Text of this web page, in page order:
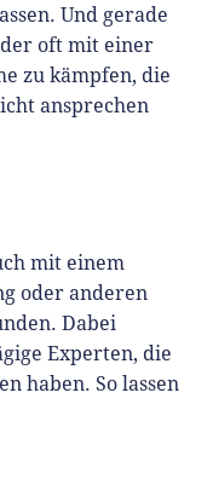
Und gerade
oft mit einer
zu kämpfen, die
ansprechen
mit einem
oder anderen
Dabei
Experten, die
haben. So lassen